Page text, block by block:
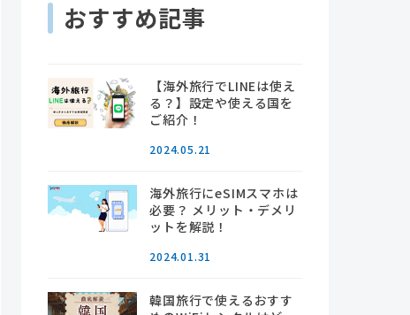
おすすめ記事
【海外旅行でLINEは使え
る？】設定や使える国を
ご紹介！
2024.05.21
海外旅行にeSIMスマホは
必要？ メリット・デメリ
ットを解説！
2024.01.31
韓国旅行で使えるおすす